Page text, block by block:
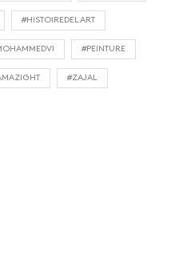
#HISTOIREDELART
#PEINTURE
#ZAJAL